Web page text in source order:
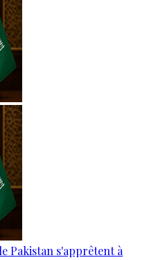
Pakistan s'apprêtent à